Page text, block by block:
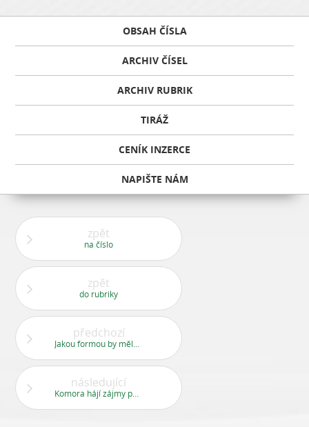
OBSAH ČÍSLA
ARCHIV ČÍSEL
ARCHIV RUBRIK
TIRÁŽ
CENÍK INZERCE
NAPIŠTE NÁM
zpět
na číslo
zpět
do rubriky
předchozí
následující